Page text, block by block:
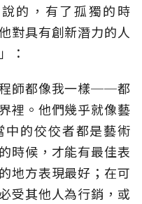
的，有了孤獨的時
對具有創新潛力的人
：
師都像我一樣──都
裡。他們幾乎就像藝
的佼佼者都是藝術
時候，才能有最佳表
地方表現最好；在可
受其他人為行銷，或